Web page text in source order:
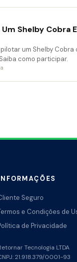
Shelby Cobra
um Shelby Cobra
como participar.
Seguro
e Condições de
de Privacidade
Tecnologia LTDA
21.918.379/0001-93